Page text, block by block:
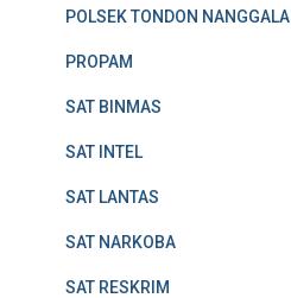
POLSEK TONDON NANGGALA
PROPAM
SAT BINMAS
SAT INTEL
SAT LANTAS
SAT NARKOBA
SAT RESKRIM